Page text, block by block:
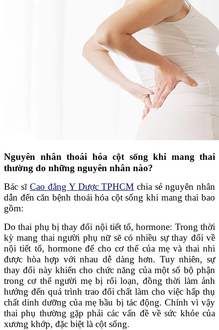
Nguyên nhân thoái hóa cột sống khi mang thai
thường do những nguyên nhân nào?
Bác sĩ Cao đẳng Y Dược TPHCM chia sẻ nguyên nhân
dẫn đến căn bệnh thoái hóa cột sống khi mang thai bao
gồm:
Do thai phụ bị thay đổi nội tiết tố, hormone: Trong thời
kỳ mang thai người phụ nữ sẽ có nhiều sự thay đổi về
nội tiết tố, hormone để cho cơ thể của mẹ và thai nhi
được hòa hợp với nhau dễ dàng hơn. Tuy nhiên, sự
thay đổi này khiến cho chức năng của một số bộ phận
trong cơ thể người mẹ bị rối loạn, đồng thời làm ảnh
hưởng đến quá trình trao đổi chất làm cho việc hấp thụ
chất dinh dưỡng của mẹ bầu bị tác động. Chính vì vậy
thai phụ thường gặp phải các vấn đề về sức khỏe của
xương khớp, đặc biệt là cột sống.